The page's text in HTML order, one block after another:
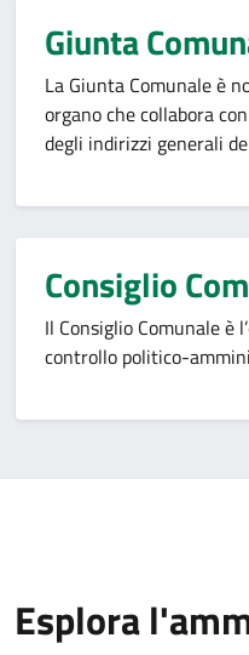
Giunta
La Giunta Comunale è
organo che collabora
degli indirizzi generali
Consiglio
Il Consiglio Comunale è
controllo politico-
Esplora